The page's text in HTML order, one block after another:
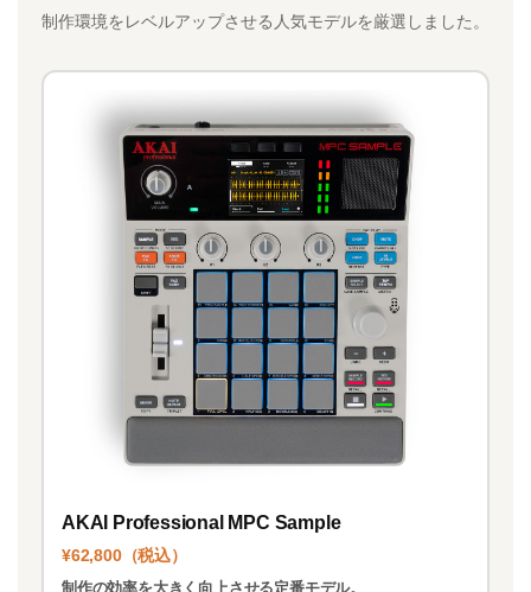
制作環境をレベルアップさせる人気モデルを厳選しました。
AKAI Professional MPC Sample
¥62,800（税込）
制作の効率を大きく向上させる定番モデル。